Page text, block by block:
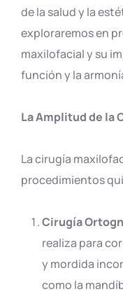
de la salud y la
exploraremos en
maxilofacial y su
función y la
La Amplitud de la
La cirugía
procedimientos
Cirugía
realiza para
y mordida
como la